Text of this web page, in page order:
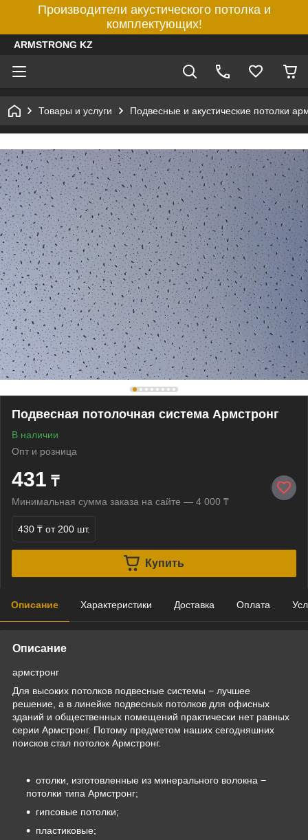
Производители акустического потолка и
комплектующих!
ARMSTRONG KZ
Товары и услуги Подвесные и акустические потолки
Подвесная потолочная система Армстронг
В наличии
Опт и розница
431 ₸
Минимальная сумма заказа на сайте — 4 000 ₸
430 ₸ от 200 шт.
Купить
Описание Характеристики Доставка Оплата
Описание
армстронг
Для высоких потолков подвесные системы − лучшее
решение, а в линейке подвесных потолков для офисных
зданий и общественных помещений практически нет равных
серии Армстронг. Потому предметом наших сегодняшних
поисков стал потолок Армстронг.
отолки, изготовленные из минерального волокна −
потолки типа Армстронг;
гипсовые потолки;
пластиковые;